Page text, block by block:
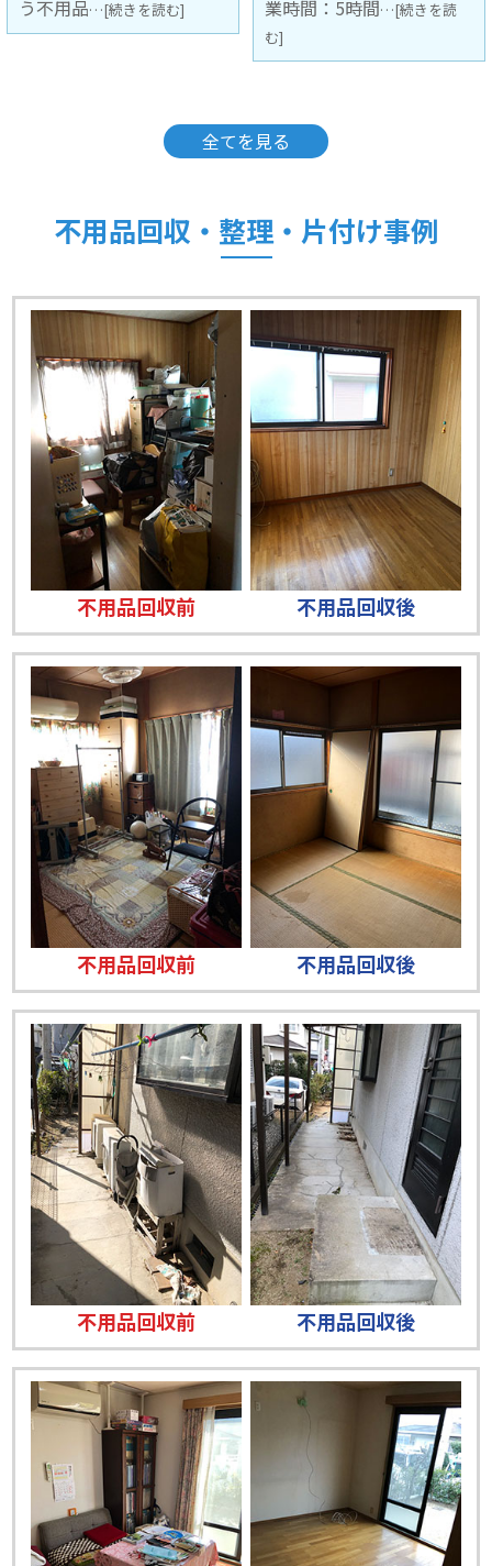
業時間：5時間…[続きを読
む]
回収（不用…[続きを読む]
全てを見る
不用品回収・整理・片付け事例
不用品回収前 不用品回収後
不用品回収前 不用品回収後
不用品回収前 不用品回収後